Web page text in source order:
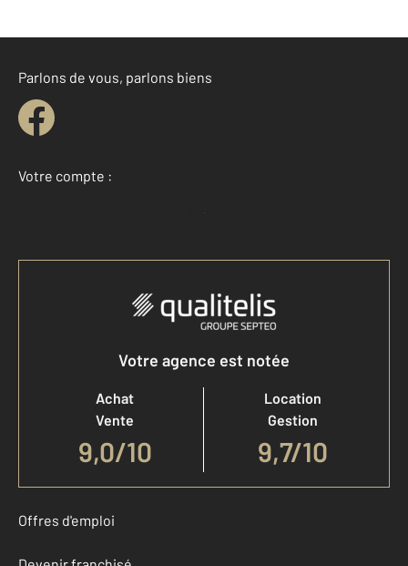
Parlons de vous, parlons biens
Votre compte :
Accéder à mon compte
Votre agence est notée
Achat
Vente
9,0/10
Location
Gestion
9,7/10
Offres d'emploi